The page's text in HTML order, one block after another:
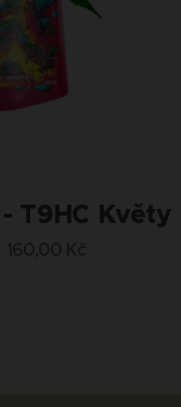
T9HC Květy
160,00 Kč